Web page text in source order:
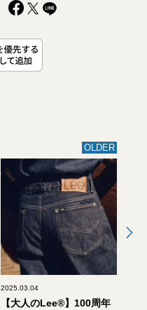
OLDER
2025.03.04
【大人のLee®】100周年